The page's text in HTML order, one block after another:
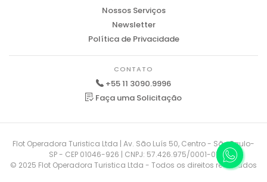
Nossos Serviços
Newsletter
Política de Privacidade
CONTATO
+55 11 3090.9996
Faça uma Solicitação
Flot Operadora Turistica Ltda | Av. São Luís 50, Centro - São Paulo-
SP - CEP 01046-926 | CNPJ: 57.426.975/0001-01
© 2025 Flot Operadora Turistica Ltda - Todos os direitos reservados